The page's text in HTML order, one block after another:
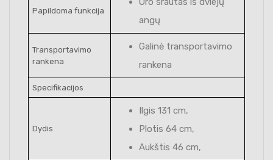
Papildoma funkcija
angų
Transportavimo
rankena
Galinė transportavimo
rankena
Specifikacijos
Dydis
Ilgis 131 cm,
Plotis 64 cm,
Aukštis 46 cm,